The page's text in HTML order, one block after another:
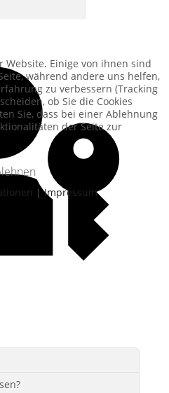
Website. Einige von ihnen sind
während andere uns helfen,
zu verbessern (Tracking
ob Sie die Cookies
Sie, dass bei einer Ablehnung
der Seite zur
|Impressum